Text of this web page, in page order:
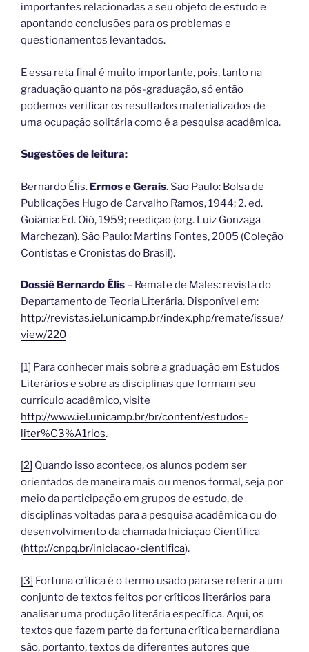
importantes relacionadas a seu objeto de estudo e
apontando conclusões para os problemas e
questionamentos levantados.
E essa reta final é muito importante, pois, tanto na
graduação quanto na pós-graduação, só então
podemos verificar os resultados materializados de
uma ocupação solitária como é a pesquisa acadêmica.
Sugestões de leitura:
Bernardo Élis. Ermos e Gerais. São Paulo: Bolsa de
Publicações Hugo de Carvalho Ramos, 1944; 2. ed.
Goiânia: Ed. Oió, 1959; reedição (org. Luiz Gonzaga
Marchezan). São Paulo: Martins Fontes, 2005 (Coleção
Contistas e Cronistas do Brasil).
Dossiê Bernardo Élis – Remate de Males: revista do
Departamento de Teoria Literária. Disponível em:
http://revistas.iel.unicamp.br/index.php/remate/issue/
view/220
[1] Para conhecer mais sobre a graduação em Estudos
Literários e sobre as disciplinas que formam seu
currículo acadêmico, visite
http://www.iel.unicamp.br/br/content/estudos-
liter%C3%A1rios.
[2] Quando isso acontece, os alunos podem ser
orientados de maneira mais ou menos formal, seja por
meio da participação em grupos de estudo, de
disciplinas voltadas para a pesquisa acadêmica ou do
desenvolvimento da chamada Iniciação Científica
(http://cnpq.br/iniciacao-cientifica).
[3] Fortuna crítica é o termo usado para se referir a um
conjunto de textos feitos por críticos literários para
analisar uma produção literária específica. Aqui, os
textos que fazem parte da fortuna crítica bernardiana
são, portanto, textos de diferentes autores que